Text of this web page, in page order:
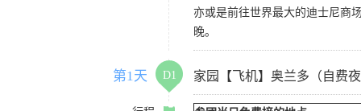
亦或是前往世界最大的迪士尼商
晚。
第1天 D1 家园【飞机】奥兰多（自费